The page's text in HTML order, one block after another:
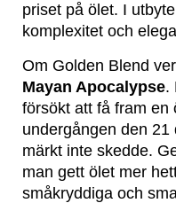
priset på ölet. I
komplexitet och
Om Golden Blend
Mayan Apocalypse.
försökt att få fram en
undergången den
märkt inte skedde.
man gett ölet mer
småkryddiga och